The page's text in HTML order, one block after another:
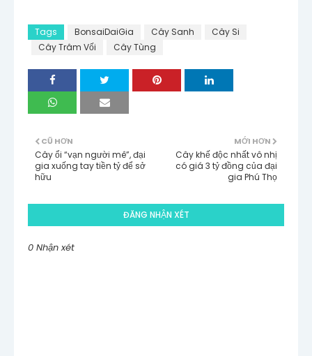
Tags BonsaiDaiGia Cây Sanh
Cây Si
Cây Trâm Vối
Cây Tùng
MỚI HƠN
Cây khế độc nhất vô nhị
có giá 3 tỷ đồng của đại
gia Phú Thọ
CŨ HƠN
Cây ổi “vạn người mê”, đại
gia xuống tay tiền tỷ để sở
hữu
ĐĂNG NHẬN XÉT
0 Nhận xét